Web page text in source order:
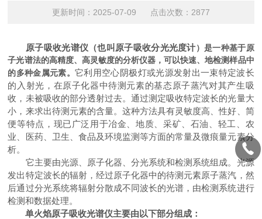
更新时间：2025-07-09 点击次数：2877
原子吸收光谱仪（也叫 原子吸收分光光度计）是一种基于原
子光谱法的高精度、高灵敏度的分析仪器，可以快速、地检测样品中
的多种金属元素。它利用空心阴极灯或光源发射出一束特定波长
的入射光，在原子化器中待测元素的基态原子蒸汽对其产生吸
收，未被吸收的部分透射过去。通过测定吸收特定波长的光量大
小，来求出待测元素的含量。这种方法具有灵敏度高、性好、简
便等特点，现已广泛用于冶金、地质、采矿、石油、轻工、农
业、医药、卫生、食品及环境监测等方面的常量及微痕量元素分
析。
它主要由光源、原子化器、分光系统和检测系统组成。光源
发出特定波长的辐射，经过原子化器中的待测元素原子蒸汽，然
后通过分光系统将辐射分散成不同波长的光谱，由检测系统进行
检测和数据处理。
单火焰原子吸收光谱仪主要由以下部分组成：